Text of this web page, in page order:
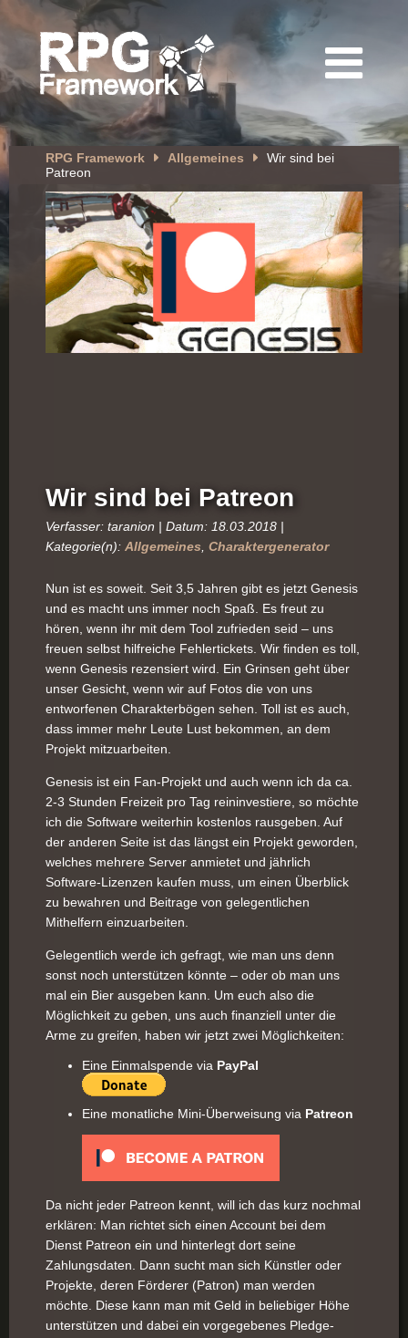
RPG Framework Allgemeines
Wir sind bei
Patreon
Wir sind bei Patreon
Verfasser: taranion | Datum: 18.03.2018 |
Kategorie(n): Allgemeines Charaktergenerator
Nun ist es soweit. Seit 3,5 Jahren gibt es jetzt Genesis
und es macht uns immer noch Spaß. Es freut zu
hören, wenn ihr mit dem Tool zufrieden seid – uns
freuen selbst hilfreiche Fehlertickets. Wir finden es toll,
wenn Genesis rezensiert wird. Ein Grinsen geht über
unser Gesicht, wenn wir auf Fotos die von uns
entworfenen Charakterbögen sehen. Toll ist es auch,
dass immer mehr Leute Lust bekommen, an dem
Projekt mitzuarbeiten.
Genesis ist ein Fan-Projekt und auch wenn ich da ca.
2-3 Stunden Freizeit pro Tag reininvestiere, so möchte
ich die Software weiterhin kostenlos rausgeben. Auf
der anderen Seite ist das längst ein Projekt geworden,
welches mehrere Server anmietet und jährlich
Software-Lizenzen kaufen muss, um einen Überblick
zu bewahren und Beitrage von gelegentlichen
Mithelfern einzuarbeiten.
Gelegentlich werde ich gefragt, wie man uns denn
sonst noch unterstützen könnte – oder ob man uns
mal ein Bier ausgeben kann. Um euch also die
Möglichkeit zu geben, uns auch finanziell unter die
Arme zu greifen, haben wir jetzt zwei Möglichkeiten:
Eine Einmalspende via PayPal
Eine monatliche Mini-Überweisung via Patreon
Da nicht jeder Patreon kennt, will ich das kurz nochmal
erklären: Man richtet sich einen Account bei dem
Dienst Patreon ein und hinterlegt dort seine
Zahlungsdaten. Dann sucht man sich Künstler oder
Projekte, deren Förderer (Patron) man werden
möchte. Diese kann man mit Geld in beliebiger Höhe
unterstützen und dabei ein vorgegebenes Pledge-